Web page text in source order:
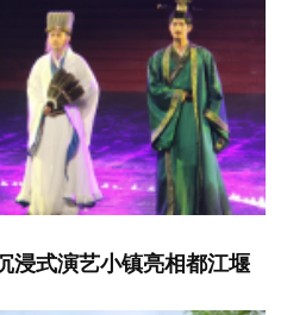
浸式演艺小镇亮相都江堰